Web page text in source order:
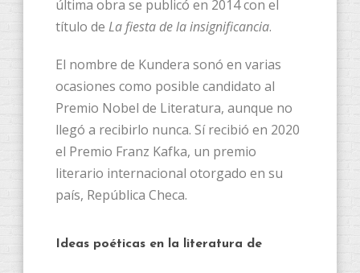
última obra se publicó en 2014 con el
título de La fiesta de la insignificancia.
El nombre de Kundera sonó en varias
ocasiones como posible candidato al
Premio Nobel de Literatura, aunque no
llegó a recibirlo nunca. Sí recibió en 2020
el Premio Franz Kafka, un premio
literario internacional otorgado en su
país, República Checa.
Ideas poéticas en la literatura de